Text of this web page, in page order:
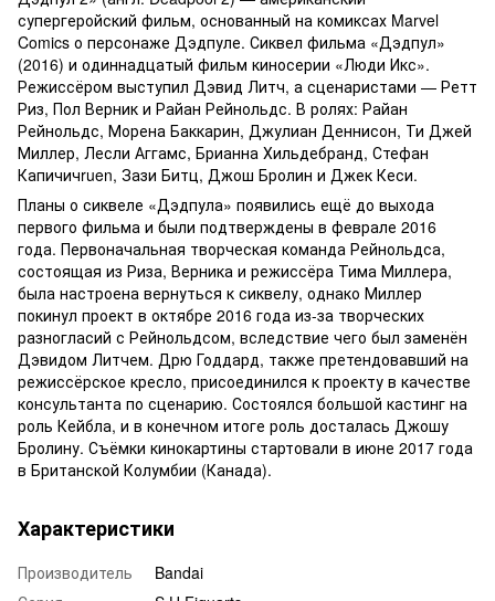
супергеройский фильм, основанный на комиксах Marvel
Comics о персонаже Дэдпуле. Сиквел фильма «Дэдпул»
(2016) и одиннадцатый фильм киносерии «Люди Икс».
Режиссёром выступил Дэвид Литч, а сценаристами — Ретт
Риз, Пол Верник и Райан Рейнольдс. В ролях: Райан
Рейнольдс, Морена Баккарин, Джулиан Деннисон, Ти Джей
Миллер, Лесли Аггамс, Брианна Хильдебранд, Стефан
Капичичruen, Зази Битц, Джош Бролин и Джек Кеси.
Планы о сиквеле «Дэдпула» появились ещё до выхода
первого фильма и были подтверждены в феврале 2016
года. Первоначальная творческая команда Рейнольдса,
состоящая из Риза, Верника и режиссёра Тима Миллера,
была настроена вернуться к сиквелу, однако Миллер
покинул проект в октябре 2016 года из-за творческих
разногласий с Рейнольдсом, вследствие чего был заменён
Дэвидом Литчем. Дрю Годдард, также претендовавший на
режиссёрское кресло, присоединился к проекту в качестве
консультанта по сценарию. Состоялся большой кастинг на
роль Кейбла, и в конечном итоге роль досталась Джошу
Бролину. Съёмки кинокартины стартовали в июне 2017 года
в Британской Колумбии (Канада).
Характеристики
Производитель
Bandai